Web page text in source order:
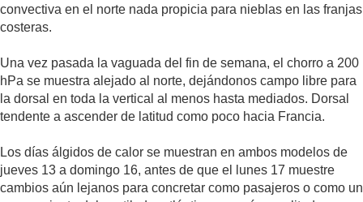
convectiva en el norte nada propicia para nieblas en las franjas
costeras.
Una vez pasada la vaguada del fin de semana, el chorro a 200
hPa se muestra alejado al norte, dejándonos campo libre para
la dorsal en toda la vertical al menos hasta mediados. Dorsal
tendente a ascender de latitud como poco hacia Francia.
Los días álgidos de calor se muestran en ambos modelos de
jueves 13 a domingo 16, antes de que el lunes 17 muestre
cambios aún lejanos para concretar como pasajeros o como un